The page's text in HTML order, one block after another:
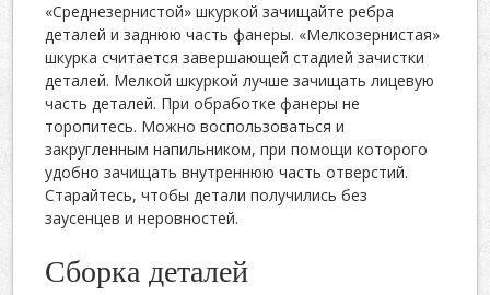
«Среднезернистой» шкуркой зачищайте ребра
деталей и заднюю часть фанеры. «Мелкозернистая»
шкурка считается завершающей стадией зачистки
деталей. Мелкой шкуркой лучше зачищать лицевую
часть деталей. При обработке фанеры не
торопитесь. Можно воспользоваться и
закругленным напильником, при помощи которого
удобно зачищать внутреннюю часть отверстий.
Старайтесь, чтобы детали получились без
заусенцев и неровностей.
Сборка деталей